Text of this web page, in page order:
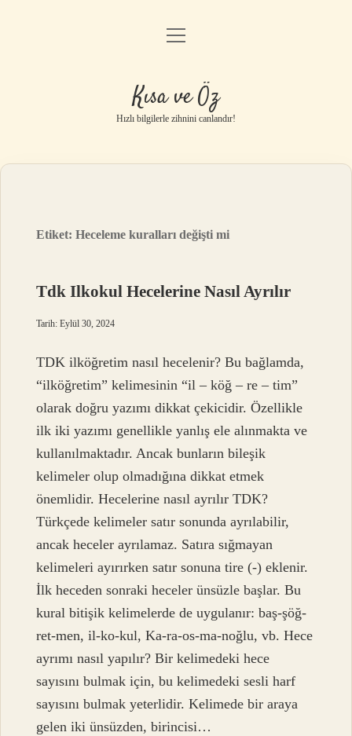
Anasayfa
Gizlilik Politikası
Yasal Uyarı
menüyü
Kısa ve Öz
Hızlı bilgilerle zihnini canlandır!
Etiket:Heceleme kuralları değişti mi
Tdk Ilkokul Hecelerine Nasıl Ayrılır
Tarih: Eylül 30, 2024
TDK ilköğretim nasıl hecelenir? Bu bağlamda,
“ilköğretim” kelimesinin “il – köğ – re – tim”
olarak doğru yazımı dikkat çekicidir. Özellikle
ilk iki yazımı genellikle yanlış ele alınmakta ve
kullanılmaktadır. Ancak bunların bileşik
kelimeler olup olmadığına dikkat etmek
önemlidir. Hecelerine nasıl ayrılır TDK?
Türkçede kelimeler satır sonunda ayrılabilir,
ancak heceler ayrılamaz. Satıra sığmayan
kelimeleri ayırırken satır sonuna tire (-) eklenir.
İlk heceden sonraki heceler ünsüzle başlar. Bu
kural bitişik kelimelerde de uygulanır: baş-şöğ-
ret-men, il-ko-kul, Ka-ra-os-ma-noğlu, vb. Hece
ayrımı nasıl yapılır? Bir kelimedeki hece
sayısını bulmak için, bu kelimedeki sesli harf
sayısını bulmak yeterlidir. Kelimede bir araya
gelen iki ünsüzden, birincisi…